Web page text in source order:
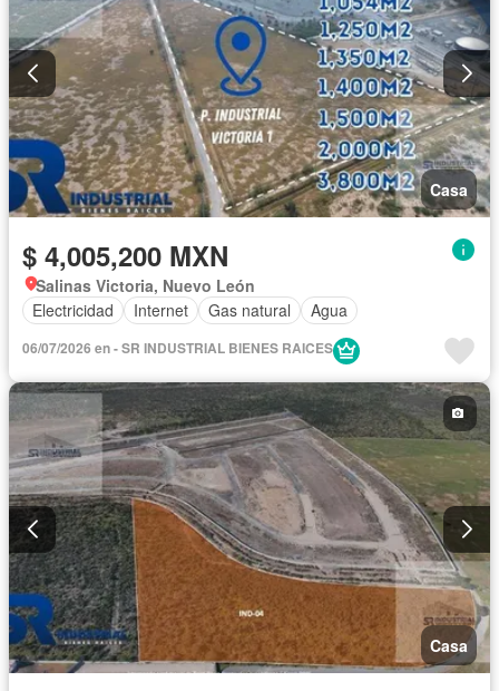
Casa
$ 4,005,200 MXN
Salinas Victoria, Nuevo León
Electricidad
Internet Gas natural Agua
06/07/2026 en - SR INDUSTRIAL BIENES RAICES
Casa